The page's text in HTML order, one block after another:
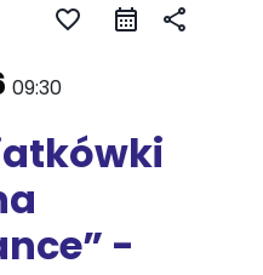
favorite_border share
09:30
-